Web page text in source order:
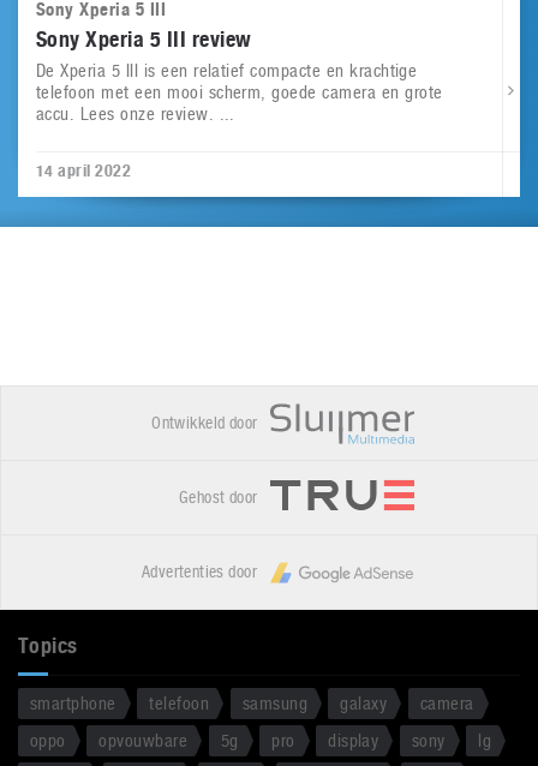
Sony Xperia 5 III
Sony Xperia 5 III review
De Xperia 5 III is een relatief compacte en krachtige
telefoon met een mooi scherm, goede camera en grote
accu. Lees onze review. ...
14 april 2022
Ontwikkeld door
Gehost door
Advertenties door
Topics
smartphone telefoon samsung galaxy
camera
oppo
opvouwbare 5g pro display sony
lg